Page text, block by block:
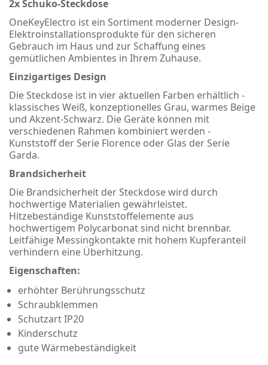
2x Schuko-Steckdose
OneKeyElectro ist ein Sortiment moderner Design-
Elektroinstallationsprodukte für den sicheren
Gebrauch im Haus und zur Schaffung eines
gemütlichen Ambientes in Ihrem Zuhause.
Einzigartiges Design
Die Steckdose ist in vier aktuellen Farben erhältlich -
klassisches Weiß, konzeptionelles Grau, warmes Beige
und Akzent-Schwarz. Die Geräte können mit
verschiedenen Rahmen kombiniert werden -
Kunststoff der Serie Florence oder Glas der Serie
Garda.
Brandsicherheit
Die Brandsicherheit der Steckdose wird durch
hochwertige Materialien gewährleistet.
Hitzebeständige Kunststoffelemente aus
hochwertigem Polycarbonat sind nicht brennbar.
Leitfähige Messingkontakte mit hohem Kupferanteil
verhindern eine Überhitzung.
Eigenschaften:
erhöhter Berührungsschutz
Schraubklemmen
Schutzart IP20
Kinderschutz
gute Wärmebeständigkeit